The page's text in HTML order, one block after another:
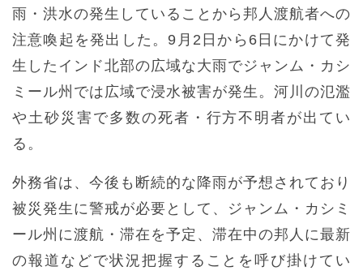
雨・洪水の発生していることから邦人渡航者への
注意喚起を発出した。9月2日から6日にかけて発
生したインド北部の広域な大雨でジャンム・カシ
ミール州では広域で浸水被害が発生。河川の氾濫
や土砂災害で多数の死者・行方不明者が出てい
る。
外務省は、今後も断続的な降雨が予想されており
被災発生に警戒が必要として、ジャンム・カシミ
ール州に渡航・滞在を予定、滞在中の邦人に最新
の報道などで状況把握することを呼び掛けてい